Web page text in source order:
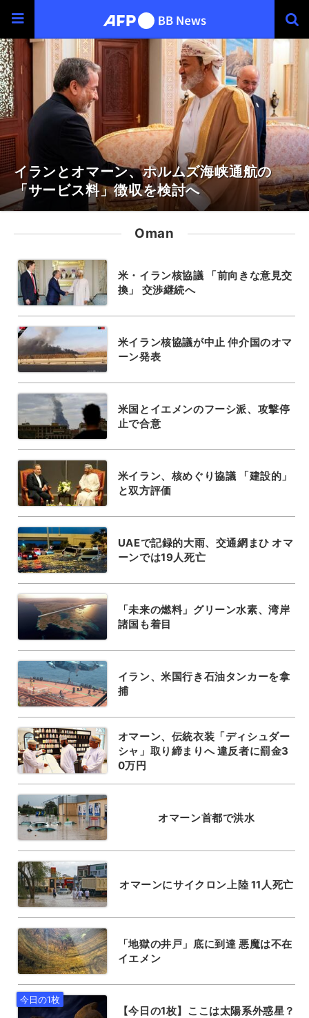
イランとオマーン、ホルムズ海峡通航の
「サービス料」徴収を検討へ
Oman
米・イラン核協議 「前向きな意見交
換」 交渉継続へ
米イラン核協議が中止 仲介国のオマ
ーン発表
米国とイエメンのフーシ派、攻撃停
止で合意
米イラン、核めぐり協議 「建設的」
と双方評価
UAEで記録的大雨、交通網まひ オマ
ーンでは19人死亡
「未来の燃料」グリーン水素、湾岸
諸国も着目
イラン、米国行き石油タンカーを拿
捕
オマーン、伝統衣装「ディシュダー
シャ」取り締まりへ 違反者に罰金3
0万円
オマーン首都で洪水
オマーンにサイクロン上陸 11人死亡
「地獄の井戸」底に到達 悪魔は不在
イエメン
【今日の1枚】ここは太陽系外惑星？